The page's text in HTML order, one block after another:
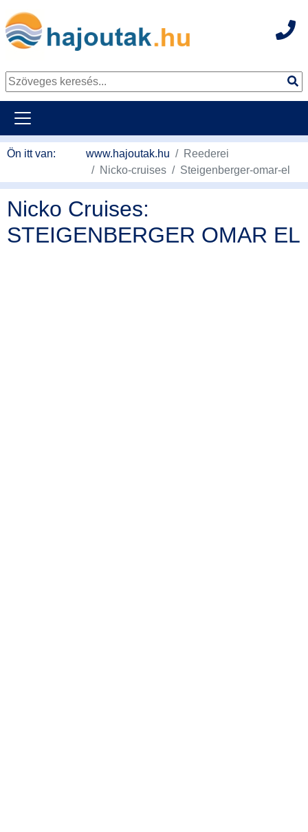
Ön itt van: www.hajoutak.hu
Reederei
Nicko-cruises
Steigenberger-omar-el
Nicko Cruises:
STEIGENBERGER OMAR EL